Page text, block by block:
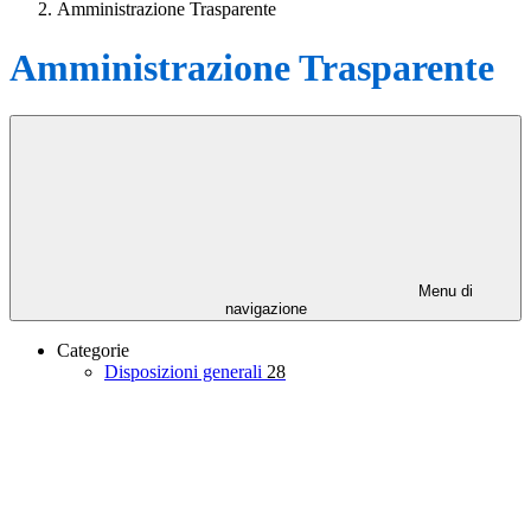
Amministrazione Trasparente
Amministrazione Trasparente
Menu di
navigazione
Categorie
Disposizioni generali 28